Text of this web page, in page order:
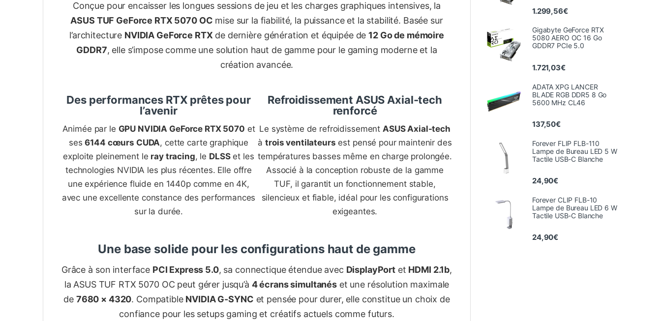
Conçue pour encaisser les longues sessions de jeu et les charges graphiques intensives, la
ASUS TUF GeForce RTX 5070 OC mise sur la fiabilité, la puissance et la stabilité. Basée sur
l’architecture NVIDIA GeForce RTX de dernière génération et équipée de 12 Go de mémoire
GDDR7, elle s’impose comme une solution haut de gamme pour le gaming moderne et la
création avancée.
Des performances RTX prêtes pour
l’avenir
Animée par le GPU NVIDIA GeForce RTX 5070 et
ses6144 cœurs CUDA, cette carte graphique
exploite pleinement le ray tracing, le DLSSet les
technologies NVIDIA les plus récentes. Elle offre
une expérience fluide en 1440p comme en 4K,
avec une excellente constance des performances
sur la durée.
Refroidissement ASUS Axial-tech
renforcé
Le système de refroidissement ASUS Axial-tech
àtrois ventilateurs est pensé pour maintenir des
températures basses même en charge prolongée.
Associé à la conception robuste de la gamme
TUF, il garantit un fonctionnement stable,
silencieux et fiable, idéal pour les configurations
exigeantes.
Une base solide pour les configurations haut de gamme
Grâce à son interface PCI Express 5.0, sa connectique étendue avec DisplayPort et HDMI 2.1b,
la ASUS TUF RTX 5070 OC peut gérer jusqu’à 4 écrans simultanés et une résolution maximale
de 7680 × 4320. Compatible NVIDIA G-SYNC et pensée pour durer, elle constitue un choix de
confiance pour les setups gaming et créatifs actuels comme futurs.
1.299,56€
Gigabyte GeForce RTX
5080 AERO OC 16 Go
GDDR7 PCIe 5.0
1.721,03€
ADATA XPG LANCER
BLADE RGB DDR5 8 Go
5600 MHz CL46
137,50€
Forever FLIP FLB-110
Lampe de Bureau LED 5 W
Tactile USB-C Blanche
24,90€
Forever CLIP FLB-10
Lampe de Bureau LED 6 W
Tactile USB-C Blanche
24,90€